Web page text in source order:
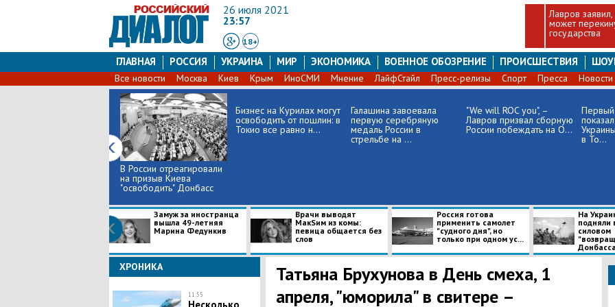
26 июля 2021
23:57
18+
Лавров
может
государства
ГЛАВНАЯ РОССИЯ УКРАИНА МИР ЭКОНОМИКА ВОЕННОЕ ОБОЗРЕНИЕ ПРОИСШЕСТВИЯ
Все новости Москва Киев Крым ИноСМИ Мнение ЛайфСтайл Пресс-релизы Спорт Пресса
В России отреагировали
на призыв Киева
"освободить" Донбасс
Бизнес на Курилах могут
освободить от пошлин: в
Токио все равно н...
Галашина завоевала
первую серебряную
медаль России в
стрельбе на ...
"We will ROC you", –
Лавров призвал сборную
России побеждать на О...
Первый
в То...
Замуж за иностранца
вышла 49-летняя
Марина Федункив
Врачи выводят
МакSим из комы:
певица общается без
слов
​Россия готова
применить самолет
"судного дня", но
только при одном ус...
​На
подняли
силовом
Донбасса
ХРОНИКА
11:55
Татьяна Брухунова в День смеха, 1
апреля, "юморила" в свитере –